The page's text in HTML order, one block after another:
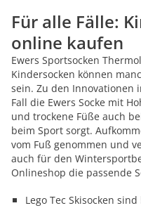
Für alle Fälle:
online kaufen
Ewers Sportsocken
Kindersocken können
sein. Zu den Innovationen
Fall die Ewers Socke mit
und trockene Füße auch
beim Sport sorgt.
vom Fuß genommen und
auch für den
Onlineshop die passende
Lego Tec Skisocken